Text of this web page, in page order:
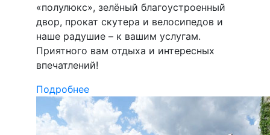
«полулюкс», зелёный благоустроенный
двор, прокат скутера и велосипедов и
наше радушие – к вашим услугам.
Приятного вам отдыха и интересных
впечатлений!
Подробнее